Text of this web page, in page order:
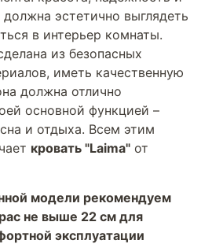
эстетично выглядеть
в интерьер комнаты.
из безопасных
иметь качественную
должна отлично
основной функцией –
и отдыха. Всем этим
кровать "Laima" от
модели рекомендуем
не выше 22 см для
эксплуатации